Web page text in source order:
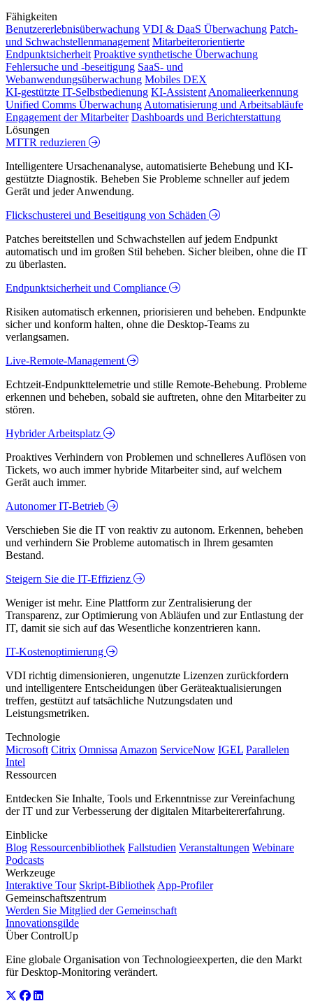
Fähigkeiten
Benutzererlebnisüberwachung VDI & DaaS Überwachung Patch-
und Schwachstellenmanagement Mitarbeiterorientierte
Endpunktsicherheit Proaktive synthetische Überwachung
Fehlersuche und -beseitigung SaaS- und
Webanwendungsüberwachung Mobiles DEX
KI-gestützte IT-Selbstbedienung KI-Assistent Anomalieerkennung
Unified Comms Überwachung Automatisierung und Arbeitsabläufe
Engagement der Mitarbeiter Dashboards und Berichterstattung
Lösungen
MTTR reduzieren
Intelligentere Ursachenanalyse, automatisierte Behebung und KI-
gestützte Diagnostik. Beheben Sie Probleme schneller auf jedem
Gerät und jeder Anwendung.
Flickschusterei und Beseitigung von Schäden
Patches bereitstellen und Schwachstellen auf jedem Endpunkt
automatisch und im großen Stil beheben. Sicher bleiben, ohne die IT
zu überlasten.
Endpunktsicherheit und Compliance
Risiken automatisch erkennen, priorisieren und beheben. Endpunkte
sicher und konform halten, ohne die Desktop-Teams zu
verlangsamen.
Live-Remote-Management
Echtzeit-Endpunkttelemetrie und stille Remote-Behebung. Probleme
erkennen und beheben, sobald sie auftreten, ohne den Mitarbeiter zu
stören.
Hybrider Arbeitsplatz
Proaktives Verhindern von Problemen und schnelleres Auflösen von
Tickets, wo auch immer hybride Mitarbeiter sind, auf welchem
Gerät auch immer.
Autonomer IT-Betrieb
Verschieben Sie die IT von reaktiv zu autonom. Erkennen, beheben
und verhindern Sie Probleme automatisch in Ihrem gesamten
Bestand.
Steigern Sie die IT-Effizienz
Weniger ist mehr. Eine Plattform zur Zentralisierung der
Transparenz, zur Optimierung von Abläufen und zur Entlastung der
IT, damit sie sich auf das Wesentliche konzentrieren kann.
IT-Kostenoptimierung
VDI richtig dimensionieren, ungenutzte Lizenzen zurückfordern
und intelligentere Entscheidungen über Geräteaktualisierungen
treffen, gestützt auf tatsächliche Nutzungsdaten und
Leistungsmetriken.
Technologie
Microsoft Citrix Omnissa Amazon ServiceNow IGEL Parallelen
Intel
Ressourcen
Entdecken Sie Inhalte, Tools und Erkenntnisse zur Vereinfachung
der IT und zur Verbesserung der digitalen Mitarbeitererfahrung.
Einblicke
Blog Ressourcenbibliothek Fallstudien Veranstaltungen Webinare
Podcasts
Werkzeuge
Interaktive Tour Skript-Bibliothek App-Profiler
Gemeinschaftszentrum
Werden Sie Mitglied der Gemeinschaft
Innovationsgilde
Über ControlUp
Eine globale Organisation von Technologieexperten, die den Markt
für Desktop-Monitoring verändert.